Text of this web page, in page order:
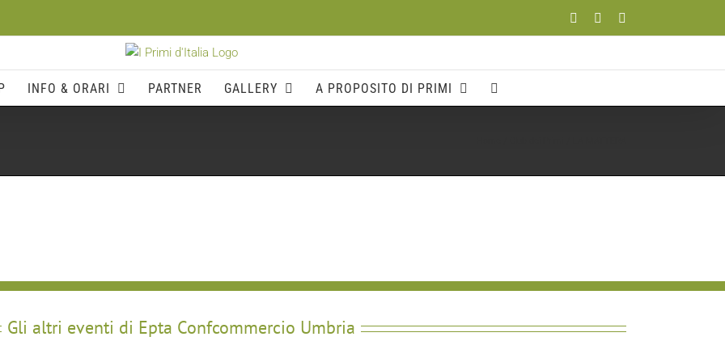
FacebookYouTube
INFO & ORARI PARTNER GALLERY A PROPOSITO DI PRIMI
Gli altri eventi di Epta Confcommercio Umbria